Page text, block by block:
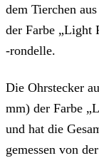
dem Tierchen
der Farbe „Light
-rondelle.
Die Ohrstecker
mm) der Farbe
und hat die
gemessen von